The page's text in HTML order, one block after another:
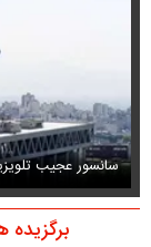
سانسور عجیب
برگزیده